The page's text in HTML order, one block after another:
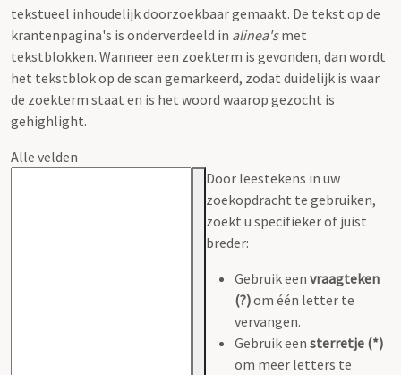
tekstueel inhoudelijk doorzoekbaar gemaakt. De tekst op de
krantenpagina's is onderverdeeld in alinea'smet
tekstblokken. Wanneer een zoekterm is gevonden, dan wordt
het tekstblok op de scan gemarkeerd, zodat duidelijk is waar
de zoekterm staat en is het woord waarop gezocht is
gehighlight.
Alle velden
Door leestekens in uw
zoekopdracht te gebruiken,
zoekt u specifieker of juist
breder:
Gebruik een vraagteken
(?)om één letter te
vervangen.
Gebruik een sterretje (*)
om meer letters te